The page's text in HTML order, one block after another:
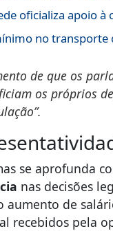
oficializa apoio
no transporte
de que os
os próprios
se aprofunda
nas decisões
aumento de
recebidos pela